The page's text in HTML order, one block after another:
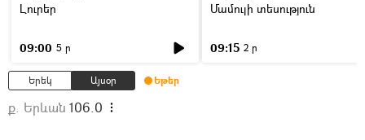
Լուրեր
09:00 5 ր
Մամուլի տեսություն
09:15 2 ր
Երեկ Այսօր Եթեր
ք. Երևան 106.0